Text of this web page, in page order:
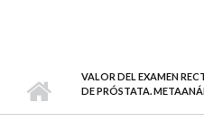
VALOR DEL EXAMEN
DE PRÓSTATA.